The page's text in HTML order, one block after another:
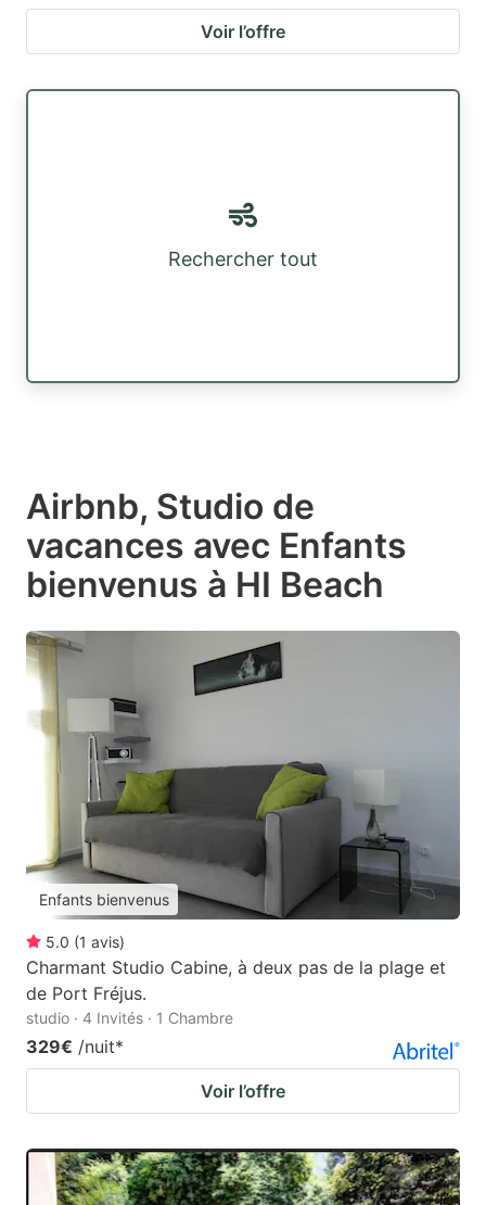
Voir l’offre
Rechercher tout
Airbnb, Studio de
vacances avec Enfants
bienvenus à HI Beach
Enfants bienvenus
5.0 (1 avis)
Charmant Studio Cabine, à deux pas de la plage et
de Port Fréjus.
studio · 4 Invités · 1 Chambre
329€ /nuit*
Voir l’offre